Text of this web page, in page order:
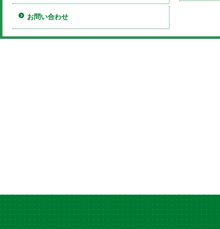
お問い合わせ